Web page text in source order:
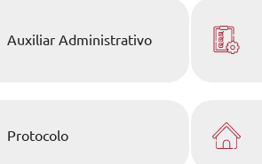
Auxiliar Administrativo
Protocolo